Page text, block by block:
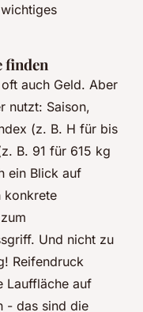
finden
auch Geld. Aber
nutzt: Saison,
(z. B. H für bis
B. 91 für 615 kg
ein Blick auf
konkrete
Und nicht zu
Reifendruck
Lauffläche auf
- das sind die